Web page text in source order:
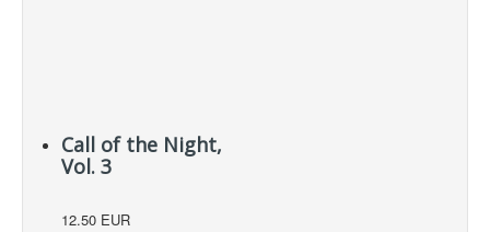
Call of the Night,
Vol. 3
12.50 EUR